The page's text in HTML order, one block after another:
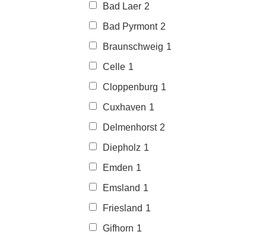
Bad Laer 2
Bad Pyrmont 2
Braunschweig 1
Celle 1
Cloppenburg 1
Cuxhaven 1
Delmenhorst 2
Diepholz 1
Emden 1
Emsland 1
Friesland 1
Gifhorn 1